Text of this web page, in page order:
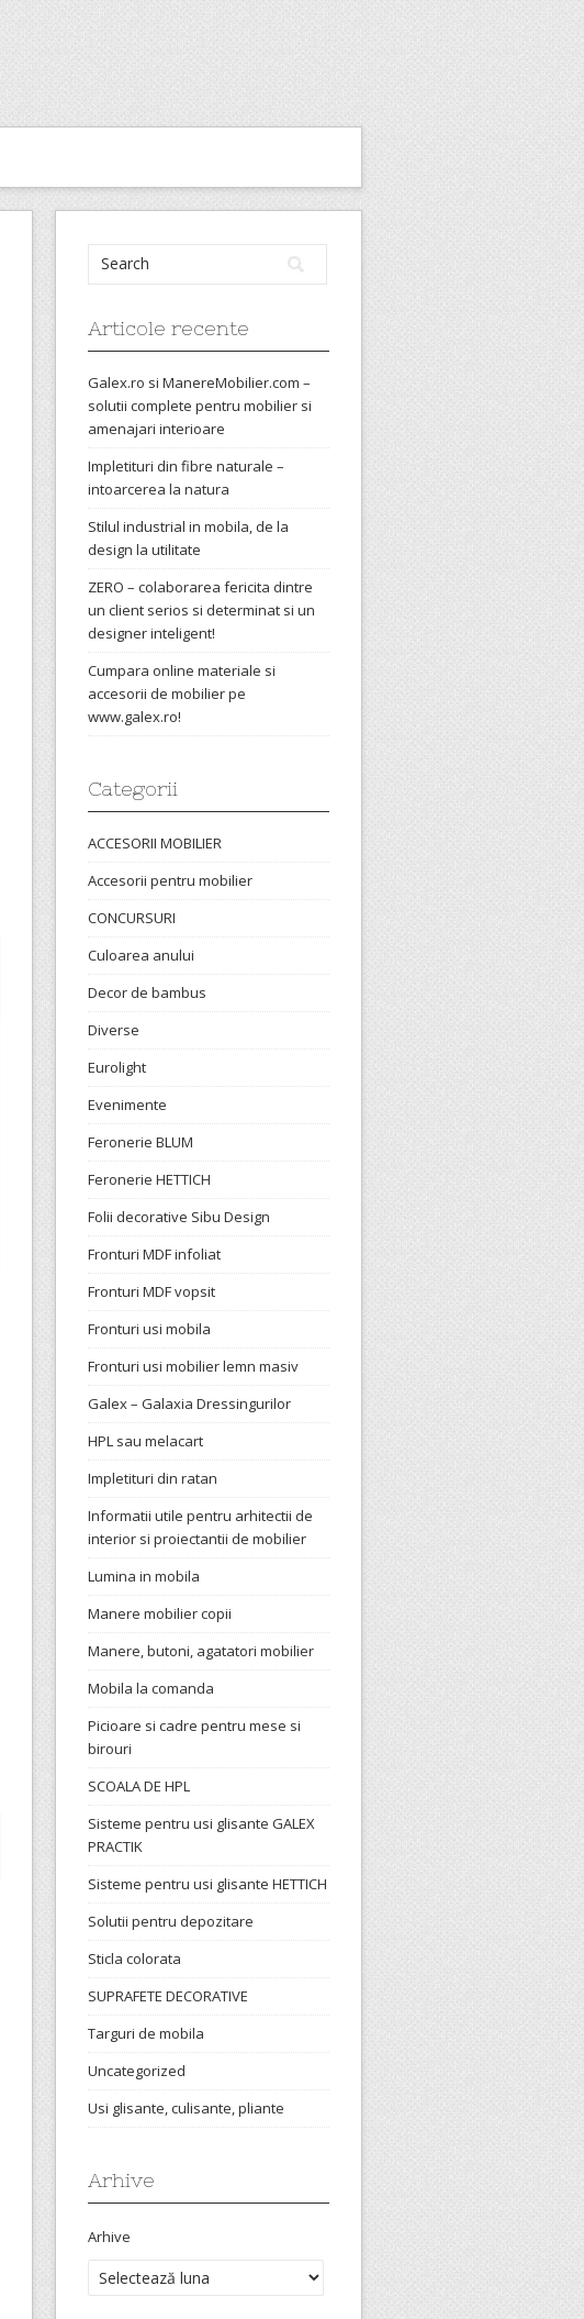
Articole recente
Galex.ro si ManereMobilier.com –
solutii complete pentru mobilier si
amenajari interioare
Impletituri din fibre naturale –
intoarcerea la natura
Stilul industrial in mobila, de la
design la utilitate
ZERO – colaborarea fericita dintre
un client serios si determinat si un
designer inteligent!
Cumpara online materiale si
accesorii de mobilier pe
www.galex.ro!
Categorii
ACCESORII MOBILIER
Accesorii pentru mobilier
CONCURSURI
Culoarea anului
Decor de bambus
Diverse
Eurolight
Evenimente
Feronerie BLUM
Feronerie HETTICH
Folii decorative Sibu Design
Fronturi MDF infoliat
Fronturi MDF vopsit
Fronturi usi mobila
Fronturi usi mobilier lemn masiv
Galex – Galaxia Dressingurilor
HPL sau melacart
Impletituri din ratan
Informatii utile pentru arhitectii de
interior si proiectantii de mobilier
Lumina in mobila
Manere mobilier copii
Manere, butoni, agatatori mobilier
Mobila la comanda
Picioare si cadre pentru mese si
birouri
SCOALA DE HPL
Sisteme pentru usi glisante GALEX
PRACTIK
Sisteme pentru usi glisante HETTICH
Solutii pentru depozitare
Sticla colorata
SUPRAFETE DECORATIVE
Targuri de mobila
Uncategorized
Usi glisante, culisante, pliante
Arhive
Arhive